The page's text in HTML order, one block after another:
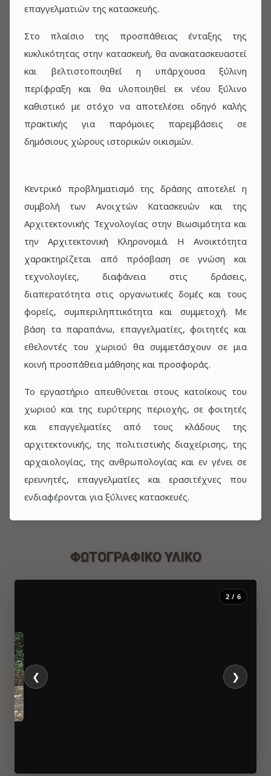
επαγγελματιών της κατασκευής.
Στο πλαίσιο της προσπάθειας ένταξης της
κυκλικότητας στην κατασκευή, θα ανακατασκευαστεί
και βελτιστοποιηθεί η υπάρχουσα ξύλινη
περίφραξη και θα υλοποιηθεί εκ νέου ξύλινο
καθιστικό με στόχο να αποτελέσει οδηγό καλής
πρακτικής για παρόμοιες παρεμβάσεις σε
δημόσιους χώρους ιστορικών οικισμών.
Κεντρικό προβληματισμό της δράσης αποτελεί η
συμβολή των Ανοιχτών Κατασκευών και της
Αρχιτεκτονικής Τεχνολογίας στην Βιωσιμότητα και
την Αρχιτεκτονική Κληρονομιά. Η Ανοικτότητα
χαρακτηρίζεται από πρόσβαση σε γνώση και
τεχνολογίες, διαφάνεια στις δράσεις,
διαπερατότητα στις οργανωτικές δομές και τους
φορείς, συμπεριληπτικότητα και συμμετοχή. Με
βάση τα παραπάνω, επαγγελματίες, φοιτητές και
εθελοντές του χωριού θα συμμετάσχουν σε μια
κοινή προσπάθεια μάθησης και προσφοράς.
Το εργαστήριο απευθύνεται στους κατοίκους του
χωριού και της ευρύτερης περιοχής, σε φοιτητές
και επαγγελματίες από τους κλάδους της
αρχιτεκτονικής, της πολιτιστικής διαχείρισης, της
αρχαιολογίας, της ανθρωπολογίας και εν γένει σε
ερευνητές, επαγγελματίες και ερασιτέχνες που
ενδιαφέρονται για ξύλινες κατασκευές.
ΦΩΤΟΓΡΑΦΙΚΌ ΥΛΙΚΌ
2 / 6
❮ ❯